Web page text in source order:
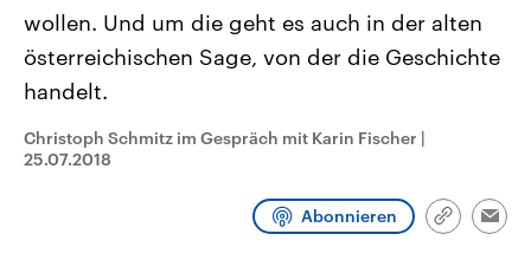
September 2026 einen neuen
Landtag. Seit 2021 wird das
Bundesland von einer Koalition aus
Umfragen, Prognosen,
und Hintergründe zu den Parteien
und Kandidaten der anstehenden
Wahl.
gehören die Vereinigten
mit großem Einfluss auf
Sendungen Programm Podcasts
wollen. Und um die geht es auch in der alten
österreichischen Sage, von der die Geschichte
handelt.
Christoph Schmitz im Gespräch mit Karin Fischer |
25.07.2018
Abonnieren
Link